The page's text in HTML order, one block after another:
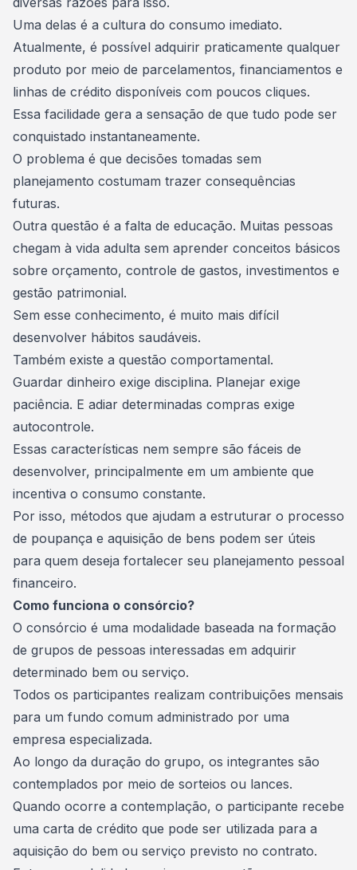
Uma delas é a cultura do consumo imediato.
Atualmente, é possível adquirir praticamente qualquer
produto por meio de parcelamentos, financiamentos e
linhas de crédito disponíveis com poucos cliques.
Essa facilidade gera a sensação de que tudo pode ser
conquistado instantaneamente.
O problema é que decisões tomadas sem
planejamento costumam trazer consequências
futuras.
Outra questão é a falta de educação. Muitas pessoas
chegam à vida adulta sem aprender conceitos básicos
sobre orçamento, controle de gastos, investimentos e
gestão patrimonial.
Sem esse conhecimento, é muito mais difícil
desenvolver hábitos saudáveis.
Também existe a questão comportamental.
Guardar dinheiro exige disciplina. Planejar exige
paciência. E adiar determinadas compras exige
autocontrole.
Essas características nem sempre são fáceis de
desenvolver, principalmente em um ambiente que
incentiva o consumo constante.
Por isso, métodos que ajudam a estruturar o processo
de poupança e aquisição de bens podem ser úteis
para quem deseja fortalecer seu planejamento pessoal
financeiro.
Como funciona o consórcio?
O consórcio é uma modalidade baseada na formação
de grupos de pessoas interessadas em adquirir
determinado bem ou serviço.
Todos os participantes realizam contribuições mensais
para um fundo comum administrado por uma
empresa especializada.
Ao longo da duração do grupo, os integrantes são
contemplados por meio de sorteios ou lances.
Quando ocorre a contemplação, o participante recebe
uma carta de crédito que pode ser utilizada para a
aquisição do bem ou serviço previsto no contrato.